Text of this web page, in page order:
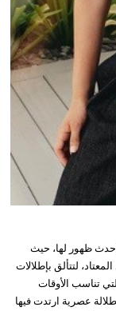
ظهور لها، حيث
لتتألق بإطلالات
تناسب الأوقات
عصرية ارتدت فيها